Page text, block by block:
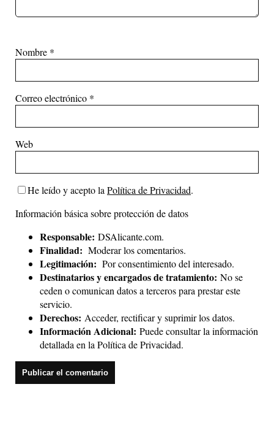
Nombre *
Correo electrónico *
Web
He leído y acepto la Política de Privacidad.
Información básica sobre protección de datos
Responsable: DSAlicante.com.
Finalidad: Moderar los comentarios.
Legitimación: Por consentimiento del interesado.
Destinatarios y encargados de tratamiento: No se
ceden o comunican datos a terceros para prestar este
servicio.
Derechos: Acceder, rectificar y suprimir los datos.
Información Adicional: Puede consultar la información
detallada en la Política de Privacidad.